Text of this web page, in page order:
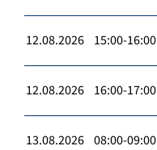
12.08.2026 15:00-16:00
12.08.2026 16:00-17:00
13.08.2026 08:00-09:00